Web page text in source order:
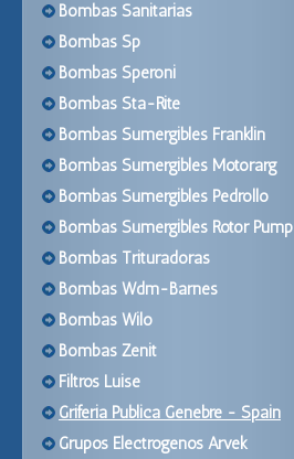
Bombas Sanitarias
Bombas Sp
Bombas Speroni
Bombas Sta-Rite
Bombas Sumergibles Franklin
Bombas Sumergibles Motorarg
Bombas Sumergibles Pedrollo
Bombas Sumergibles Rotor Pump
Bombas Trituradoras
Bombas Wdm-Barnes
Bombas Wilo
Bombas Zenit
Filtros Luise
Griferia Publica Genebre - Spain
Grupos Electrogenos Arvek